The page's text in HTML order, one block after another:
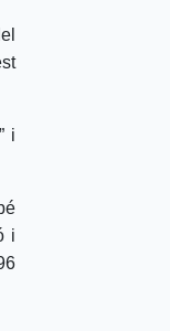
i
i